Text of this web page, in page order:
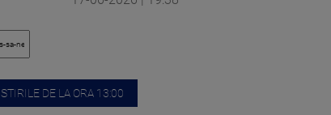
STIRILE DE LA ORA 13:00